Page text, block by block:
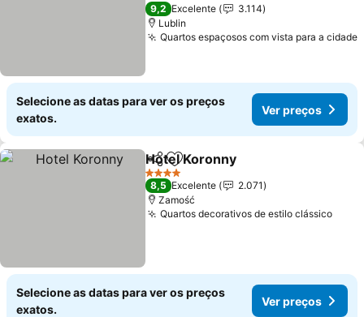
9,2 Excelente
3.114
Lublin
Quartos espaçosos com vista para a cidade
Selecione as datas para ver os preços
exatos.
Ver preços
PartilharAdicionar aos favoritos
Hotel Koronny
4 Estrelas
8,5 Excelente
2.071
Zamość
Quartos decorativos de estilo clássico
Selecione as datas para ver os preços
exatos.
Ver preços